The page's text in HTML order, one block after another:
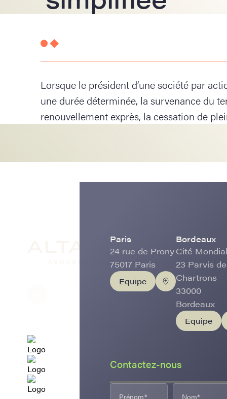
Lorsque le président d’une société par
une durée déterminée, la survenance du
renouvellement exprès, la cessation de
Paris
24 rue de Prony
75017 Paris
Equipe
Bordeaux
Cité
23 Parvis
Chartrons
33000
Bordeaux
Equipe
Contactez-nous